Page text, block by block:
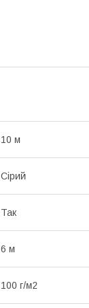
10 м
Сірий
Так
6 м
100 г/м2